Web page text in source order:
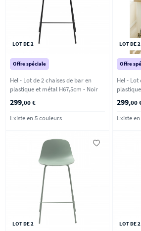
LOT DE 2
Offre spéciale
Hel - Lot de 2 chaises de bar en
plastique et métal H67,5cm - Noir
299,00 €
Existe en 5 couleurs
LOT DE 2
Offre
Hel - Lot
plastique
kaki
299,00
Existe
LOT DE 2 LOT DE 2